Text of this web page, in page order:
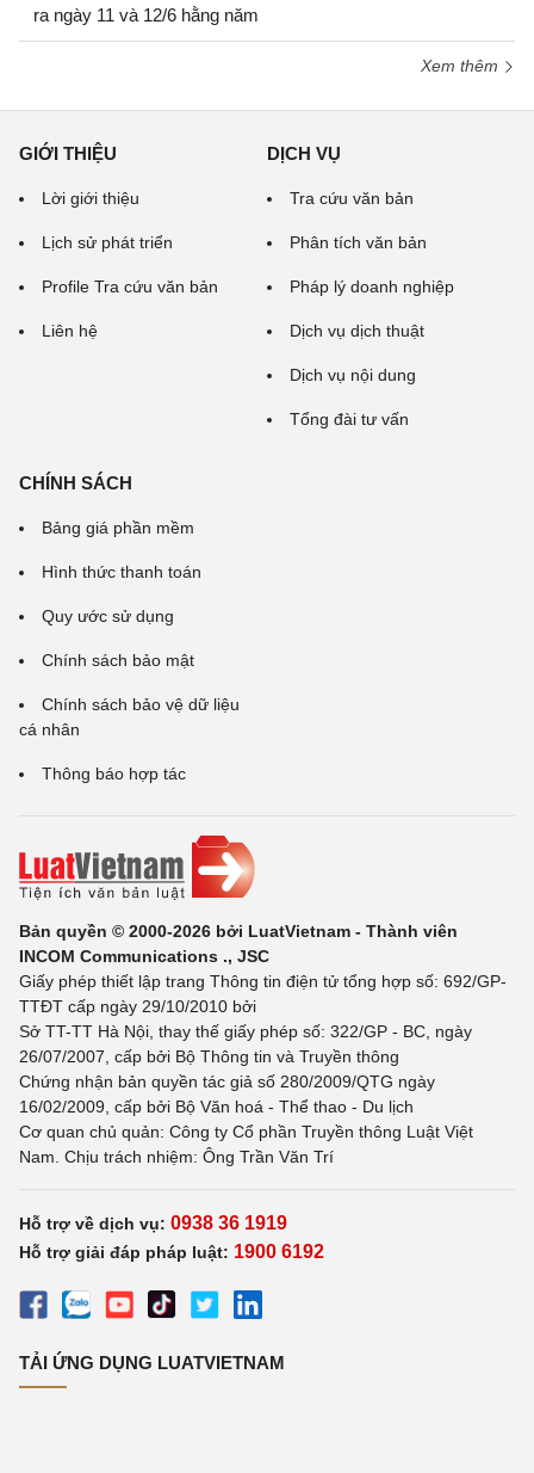
ra ngày 11 và 12/6 hằng năm
Xem thêm
GIỚI THIỆU
Lời giới thiệu
Lịch sử phát triển
Profile Tra cứu văn bản
Liên hệ
DỊCH VỤ
Tra cứu văn bản
Phân tích văn bản
Pháp lý doanh nghiệp
Dịch vụ dịch thuật
Dịch vụ nội dung
Tổng đài tư vấn
CHÍNH SÁCH
Bảng giá phần mềm
Hình thức thanh toán
Quy ước sử dụng
Chính sách bảo mật
Chính sách bảo vệ dữ liệu
cá nhân
Thông báo hợp tác
Bản quyền © 2000-2026 bởi LuatVietnam - Thành viên
INCOM Communications ., JSC
Giấy phép thiết lập trang Thông tin điện tử tổng hợp số: 692/GP-
TTĐT cấp ngày 29/10/2010 bởi
Sở TT-TT Hà Nội, thay thế giấy phép số: 322/GP - BC, ngày
26/07/2007, cấp bởi Bộ Thông tin và Truyền thông
Chứng nhận bản quyền tác giả số 280/2009/QTG ngày
16/02/2009, cấp bởi Bộ Văn hoá - Thể thao - Du lịch
Cơ quan chủ quản: Công ty Cổ phần Truyền thông Luật Việt
Nam. Chịu trách nhiệm: Ông Trần Văn Trí
Hỗ trợ về dịch vụ: 0938 36 1919
Hỗ trợ giải đáp pháp luật: 1900 6192
TẢI ỨNG DỤNG LUATVIETNAM